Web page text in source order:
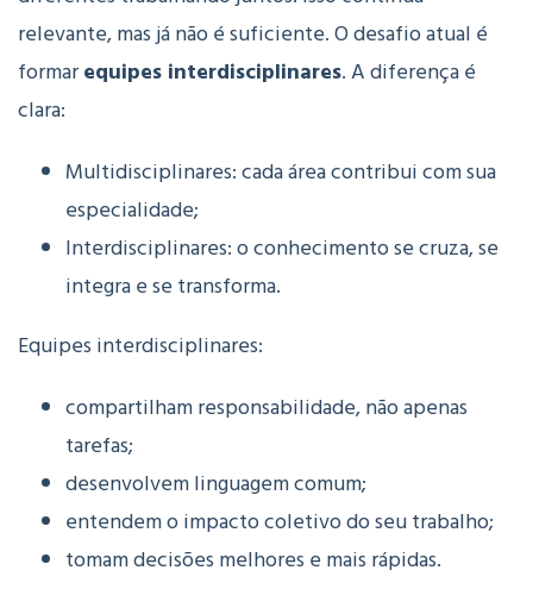
relevante, mas já não é suficiente.O desafio atual é
formarequipes interdisciplinares.A diferença é
clara:
Multidisciplinares: cada área contribui com sua
especialidade;
Interdisciplinares: o conhecimento se cruza, se
integra e se transforma.
Equipes interdisciplinares:
compartilham responsabilidade, não apenas
tarefas;
desenvolvem linguagem comum;
entendem o impacto coletivo do seu trabalho;
tomam decisões melhores e mais rápidas.